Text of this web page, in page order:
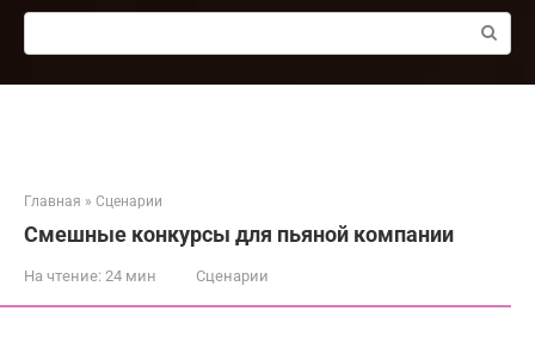
Поиск:
Главная » Сценарии
Смешные конкурсы для пьяной компании
На чтение: 24 мин Сценарии